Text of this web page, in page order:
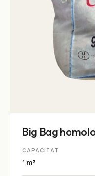
Big Bag
CAPACITAT
1 m³